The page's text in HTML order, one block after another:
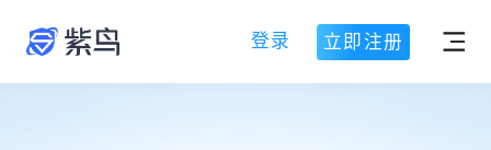
登录 立即注册